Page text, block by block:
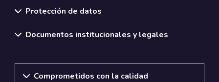
Protección de datos
Documentos institucionales y legales
Comprometidos con la calidad